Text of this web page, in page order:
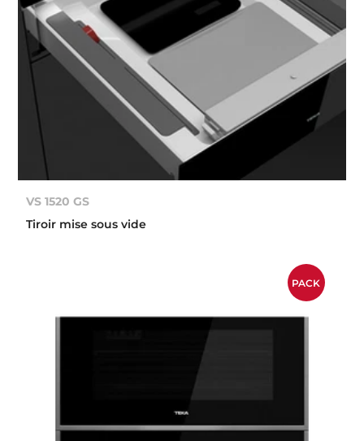
VS 1520 GS
Tiroir mise sous vide
PACK